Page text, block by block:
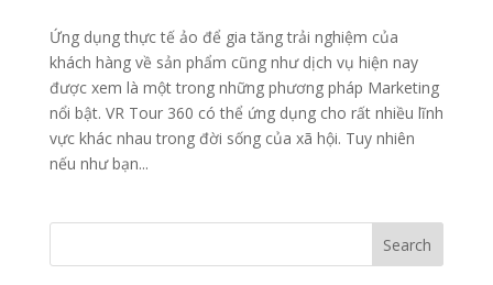
Ứng dụng thực tế ảo để gia tăng trải nghiệm của
khách hàng về sản phẩm cũng như dịch vụ hiện nay
được xem là một trong những phương pháp Marketing
nổi bật. VR Tour 360 có thể ứng dụng cho rất nhiều lĩnh
vực khác nhau trong đời sống của xã hội. Tuy nhiên
nếu như bạn...